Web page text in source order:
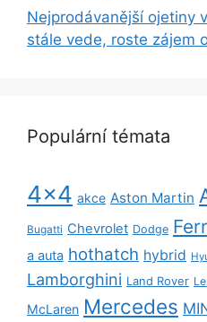
Nejprodávanější ojetiny
stále vede, roste zájem
Populární témata
4x4 akce Aston Martin
Bugatti Chevrolet Dodge
a auta hothatch hybrid
Lamborghini Land Rover
McLaren Mercedes